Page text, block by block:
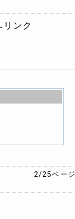
ンク
2/25ページ